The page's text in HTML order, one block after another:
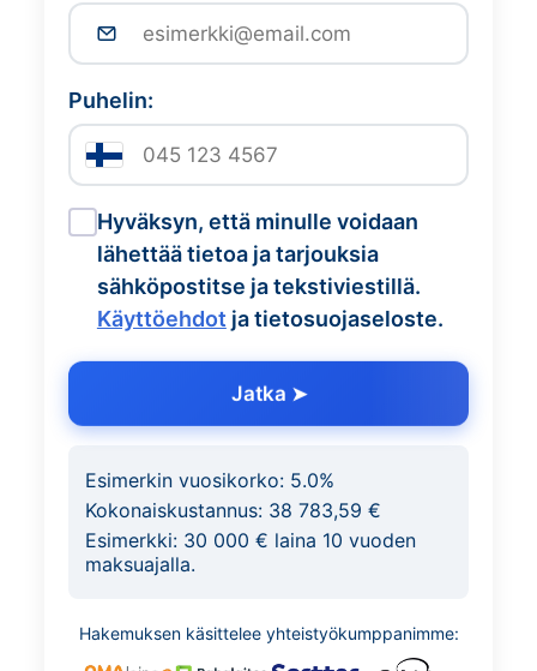
Puhelin:
Hyväksyn, että minulle voidaan
lähettää tietoa ja tarjouksia
sähköpostitse ja tekstiviestillä.
Käyttöehdot ja tietosuojaseloste.
Jatka
Esimerkin vuosikorko: 5.0%
Kokonaiskustannus: 38 783,59 €
Esimerkki: 30 000 € laina 10 vuoden
maksuajalla.
Hakemuksen käsittelee yhteistyökumppanimme: